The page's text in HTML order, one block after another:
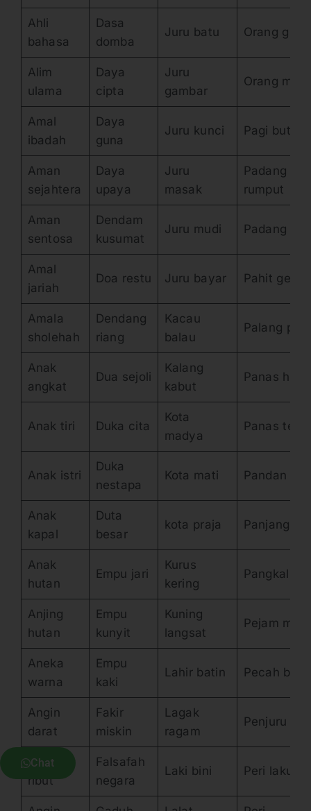
Ahli
bahasa
Dasa
domba
Juru batu Orang gila
Alim
ulama
Daya
cipta
Juru
gambar
Orang
Amal
ibadah
Daya
guna
Juru kunci Pagi buta
Aman
sejahtera
Daya
upaya
Juru
masak
Padang
rumput
Aman
sentosa
Dendam
kusumat
Juru mudi Padang
Amal
jariah
Doa restu Juru bayar Pahit getir
Amala
sholehah
Dendang
riang
Kacau
balau
Palang
Anak
angkat
Dua sejoli
Kalang
kabut
Panas hati
Anak tiri Duka cita
Kota
madya
Panas terik
Anak istri
Duka
nestapa
Kota mati Pandan
Anak
kapal
Duta
besar
kota praja Panjang
Anak
hutan
Empu jari
Kurus
kering
Pangkal
Anjing
hutan
Empu
kunyit
Kuning
langsat
Pejam
Aneka
warna
Empu
kaki
Lahir batin Pecah
Angin
darat
Fakir
miskin
Lagak
ragam
Penjuru
Angin
ribut
Falsafah
negara
Laki bini Peri laku
Chat